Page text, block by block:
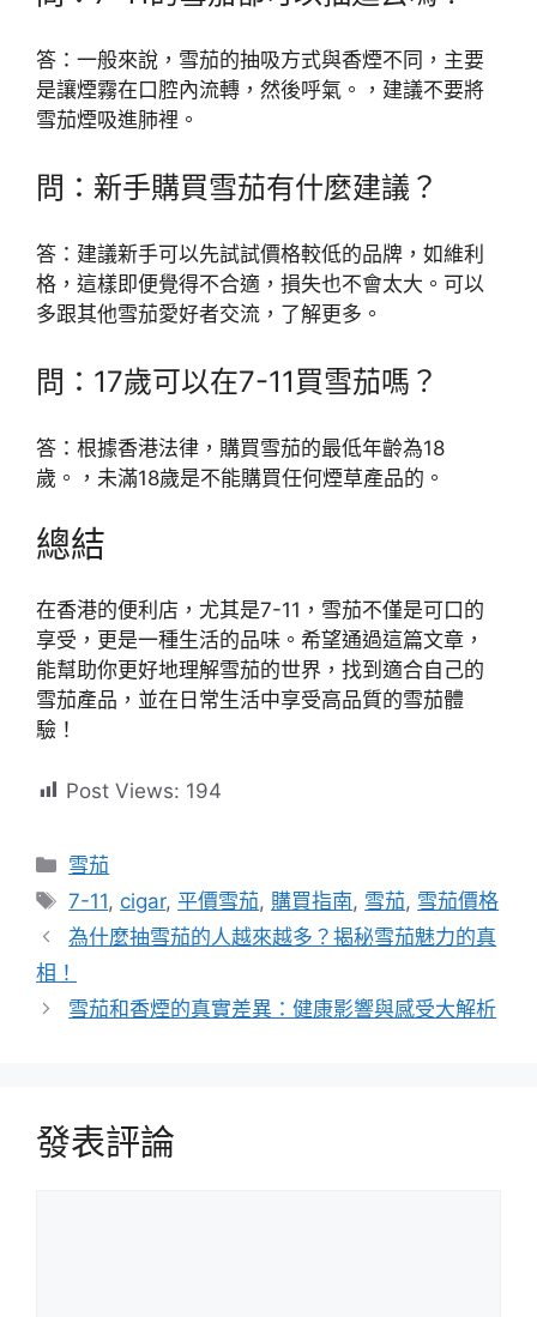
答：一般來說，雪茄的抽吸方式與香煙不同，主要
是讓煙霧在口腔內流轉，然後呼氣。，建議不要將
雪茄煙吸進肺裡。
問：新手購買雪茄有什麼建議？
答：建議新手可以先試試價格較低的品牌，如維利
格，這樣即便覺得不合適，損失也不會太大。可以
多跟其他雪茄愛好者交流，了解更多。
問：17歲可以在7-11買雪茄嗎？
答：根據香港法律，購買雪茄的最低年齡為18
歲。，未滿18歲是不能購買任何煙草產品的。
總結
在香港的便利店，尤其是7-11，雪茄不僅是可口的
享受，更是一種生活的品味。希望通過這篇文章，
能幫助你更好地理解雪茄的世界，找到適合自己的
雪茄產品，並在日常生活中享受高品質的雪茄體
驗！
Post Views: 194
分
類
雪茄
標
籤
7-11, cigar,平價雪茄, 購買指南, 雪茄, 雪茄價格
為什麼抽雪茄的人越來越多？揭秘雪茄魅力的真
相！
雪茄和香煙的真實差異：健康影響與感受大解析
發表評論